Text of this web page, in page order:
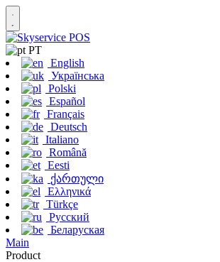
PT
English
Українська
Polski
Español
Français
Deutsch
Italiano
Română
Eesti
ქართული
Ελληνικά
Türkçe
Русский
Беларуская
Main
Product